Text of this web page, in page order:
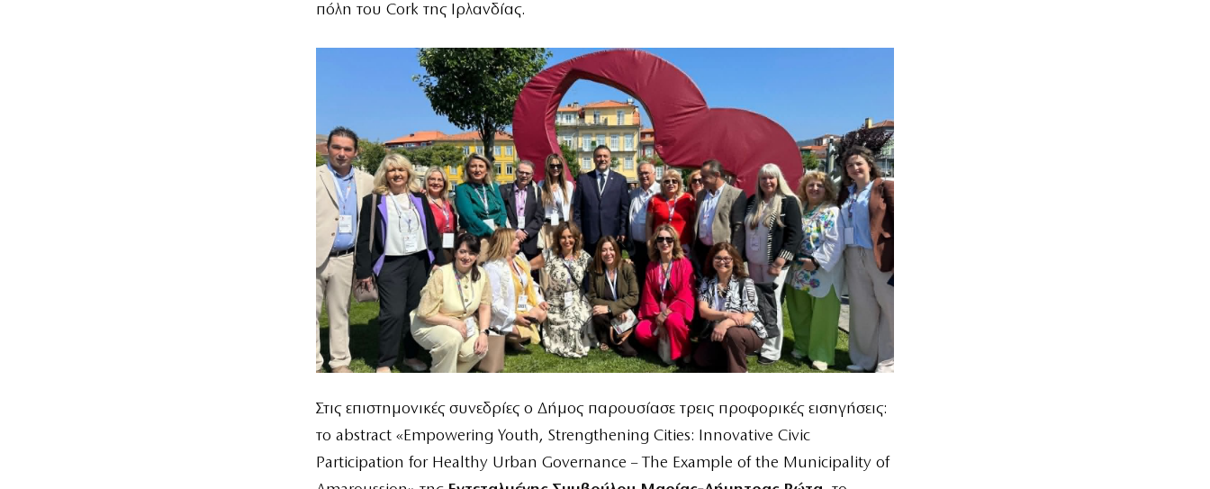
πόλη του Cork της Ιρλανδίας.
Στις επιστημονικές συνεδρίες ο Δήμος παρουσίασε τρεις προφορικές εισηγήσεις:
το abstract «Empowering Youth, Strengthening Cities: Innovative Civic
Participation for Healthy Urban Governance – The Example of the Municipality of